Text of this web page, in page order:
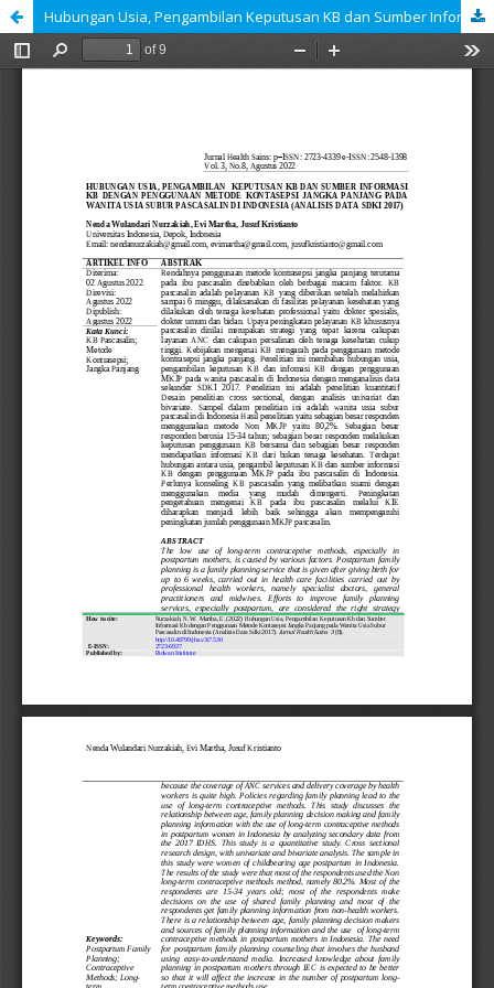
Hubungan Usia, Pengambilan Keputusan KB dan Sumber Informasi KB dengan Penggunaan Metode Kontasepsi Jangka Panjang pada Wanita Usia Subur Pascasalin di Indonesia (Analisis Data SDKI 2017)